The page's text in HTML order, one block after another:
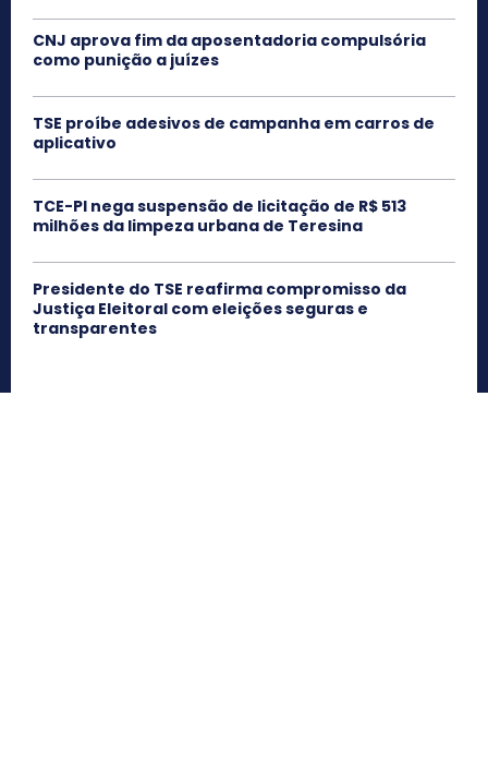
CNJ aprova fim da aposentadoria compulsória
como punição a juízes
TSE proíbe adesivos de campanha em carros de
aplicativo
TCE-PI nega suspensão de licitação de R$ 513
milhões da limpeza urbana de Teresina
Presidente do TSE reafirma compromisso da
Justiça Eleitoral com eleições seguras e
transparentes